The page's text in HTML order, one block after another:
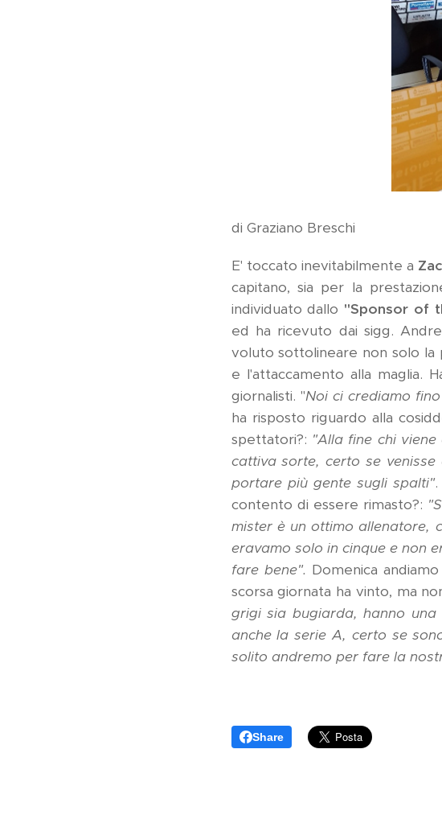
di Graziano Breschi
E' toccato inevitabilmente a
capitano, sia per la
individuato dallo "Sponsor of
ed ha ricevuto dai sigg.
voluto sottolineare non solo la
e l'attaccamento alla maglia.
giornalisti. "Noi ci crediamo
ha risposto riguardo alla
spettatori?: "Alla fine chi
cattiva sorte, certo se
portare più gente sugli spalti"
contento di essere rimasto?:
mister è un ottimo allenatore,
eravamo solo in cinque e non
fare bene". Domenica
scorsa giornata ha vinto, ma
grigi sia bugiarda, hanno
anche la serie A, certo se
solito andremo per fare la
Share